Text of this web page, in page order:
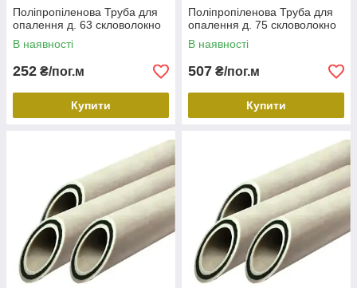
Поліпропіленова Труба для
опалення д. 63 скловолокно
В наявності
252 ₴/пог.м
Купити
Поліпропіленова Труба для
опалення д. 75 скловолокно
В наявності
507 ₴/пог.м
Купити